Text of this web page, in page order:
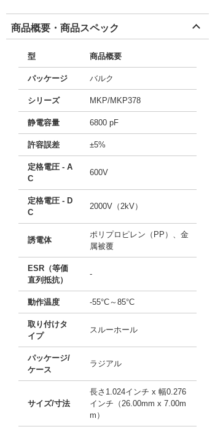
商品概要・商品スペック
型 商品概要
パッケージ バルク
シリーズ MKP/MKP378
静電容量 6800 pF
許容誤差 ±5%
定格電圧 - A
C
600V
定格電圧 - D
C
2000V（2kV）
誘電体
ポリプロピレン（PP）、金
属被覆
ESR（等価
直列抵抗）
-
動作温度 -55°C～85°C
取り付けタ
イプ
スルーホール
パッケージ/
ケース
ラジアル
サイズ/寸法
長さ1.024インチ x 幅0.276
インチ（26.00mm x 7.00m
m）